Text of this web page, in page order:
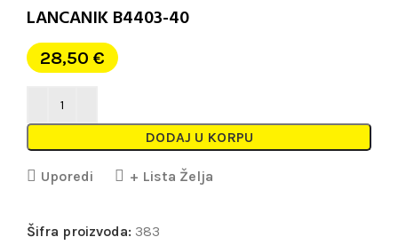
LANCANIK B4403-40
28,50 €
DODAJ U KORPU
Uporedi + Lista Želja
Šifra proizvoda: 383